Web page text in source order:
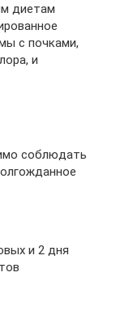
диетам
с почками,
и
соблюдать
и 2 дня